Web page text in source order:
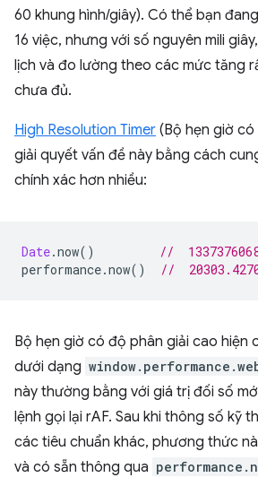
60 khung hình/giây). Có thể bạn
16 việc, nhưng với số nguyên mili
lịch và đo lường theo các mức tăng
chưa đủ.
High Resolution Timer (Bộ hẹn giờ
giải quyết vấn đề này bằng cách
chính xác hơn nhiều:
Date.now()
//
performance.now() //
Bộ hẹn giờ có độ phân giải cao hiện
dưới dạng
này thường bằng với giá trị đối số
lệnh gọi lại rAF. Sau khi thông số kỹ
các tiêu chuẩn khác, phương thức
và có sẵn thông qua